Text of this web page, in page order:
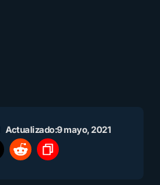
Actualizado:9 mayo, 2021